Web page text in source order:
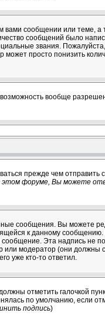
вами сообщении или теме,
сообщений было
звания.
просто понизить
вообще
прежде чем отправить
форуме, Вы можете
сообщения. Вы можете
к данному сообщению.
Эта надпись не
модератор (они должны
уже кто-то ответил.
отметить галочкой
по умолчанию, если
подпись)